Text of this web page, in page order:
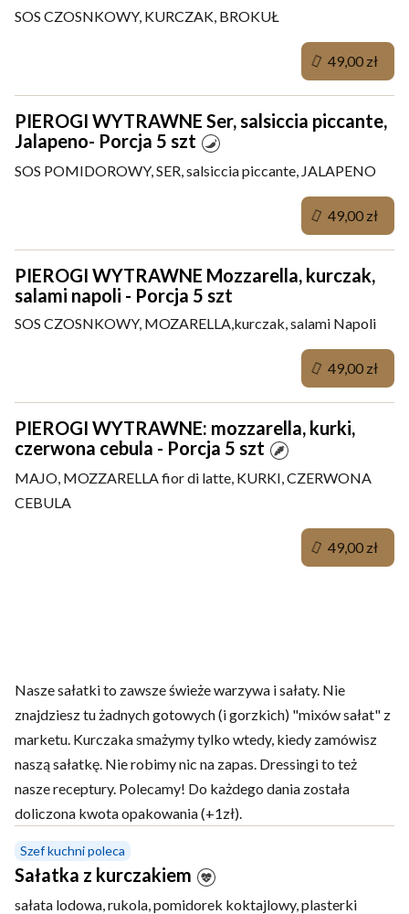
SOS CZOSNKOWY, KURCZAK, BROKUŁ
PIEROGI WYTRAWNE Ser, salsiccia piccante,
Jalapeno- Porcja 5 szt
SOS POMIDOROWY, SER, salsiccia piccante, JALAPENO
PIEROGI WYTRAWNE Mozzarella, kurczak,
salami napoli - Porcja 5 szt
SOS CZOSNKOWY, MOZARELLA,kurczak, salami Napoli
PIEROGI WYTRAWNE: mozzarella, kurki,
czerwona cebula - Porcja 5 szt
MAJO, MOZZARELLA fior di latte, KURKI, CZERWONA
CEBULA
Nasze sałatki to zawsze świeże warzywa i sałaty. Nie
znajdziesz tu żadnych gotowych (i gorzkich) "mixów sałat" z
marketu. Kurczaka smażymy tylko wtedy, kiedy zamówisz
naszą sałatkę. Nie robimy nic na zapas. Dressingi to też
nasze receptury. Polecamy! Do każdego dania została
doliczona kwota opakowania (+1zł).
Szef kuchni poleca
Sałatka z kurczakiem
sałata lodowa, rukola, pomidorek koktajlowy, plasterki